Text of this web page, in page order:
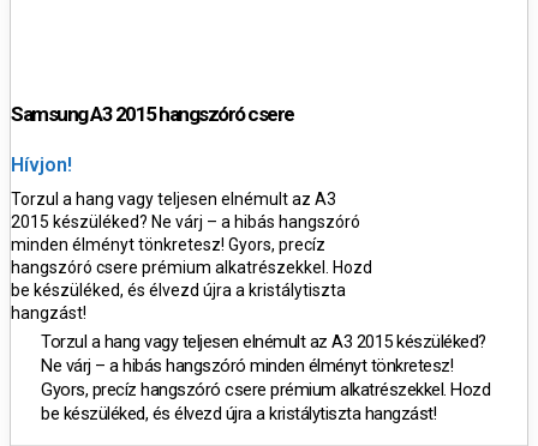
Samsung A3 2015 hangszóró csere
Hívjon!
Torzul a hang vagy teljesen elnémult az A3
2015 készüléked? Ne várj – a hibás hangszóró
minden élményt tönkretesz! Gyors, precíz
hangszóró csere prémium alkatrészekkel. Hozd
be készüléked, és élvezd újra a kristálytiszta
hangzást!
Torzul a hang vagy teljesen elnémult az A3 2015 készüléked?
Ne várj – a hibás hangszóró minden élményt tönkretesz!
Gyors, precíz hangszóró csere prémium alkatrészekkel. Hozd
be készüléked, és élvezd újra a kristálytiszta hangzást!